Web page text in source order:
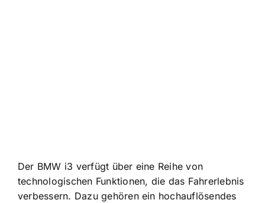
Der BMW i3 verfügt über eine Reihe von
technologischen Funktionen, die das Fahrerlebnis
verbessern. Dazu gehören ein hochauflösendes